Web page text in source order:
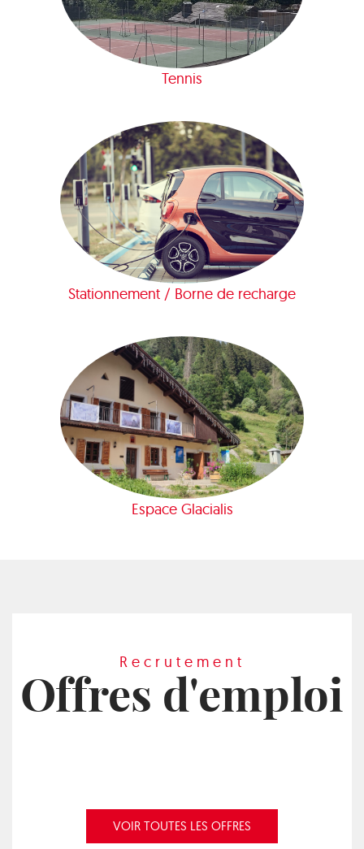
Tennis
Stationnement / Borne de recharge
Espace Glacialis
Recrutement
Offres d'emploi
VOIR TOUTES LES OFFRES